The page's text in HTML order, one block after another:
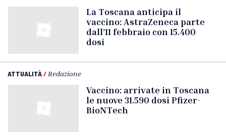
La Toscana anticipa il
vaccino: AstraZeneca parte
dall’11 febbraio con 15.400
dosi
ATTUALITÀ/ Redazione
Vaccino: arrivate in Toscana
le nuove 31.590 dosi Pfizer-
BioNTech